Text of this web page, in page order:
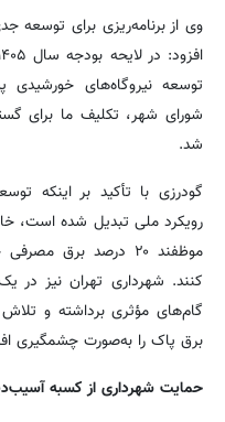
وی از برنامه‌ریزی برای توسعه
توسعه نیروگاه‌های
شورای شهر، تکلیف ما برای
شد.
گودرزی با تأکید بر اینکه
رویکرد ملی تبدیل شده است،
موظفند ۲۰ درصد برق
کنند. شهرداری تهران نیز در
گام‌های مؤثری برداشته و
برق پاک را به‌صورت چشمگیری
حمایت شهرداری از کسبه